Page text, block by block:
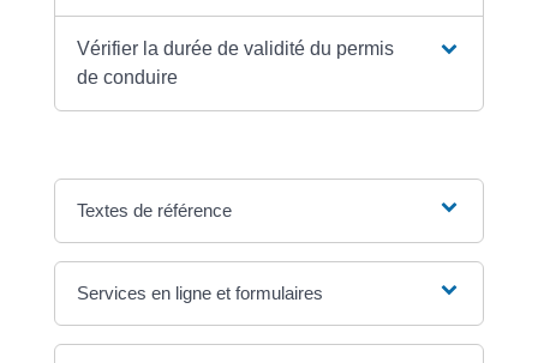
Vérifier la durée de validité du permis
de conduire
Textes de référence
Services en ligne et formulaires